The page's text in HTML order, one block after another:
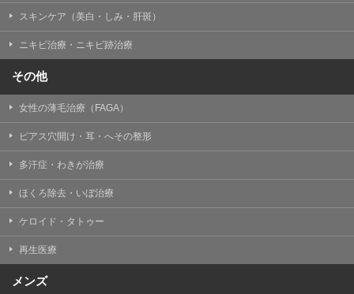
スキンケア（美白・しみ・肝斑）
ニキビ治療・ニキビ跡治療
その他
女性の薄毛治療（FAGA）
ピアス穴開け・耳・へその整形
多汗症・わきが治療
ほくろ除去・いぼ治療
ケロイド・タトゥー
再生医療
メンズ